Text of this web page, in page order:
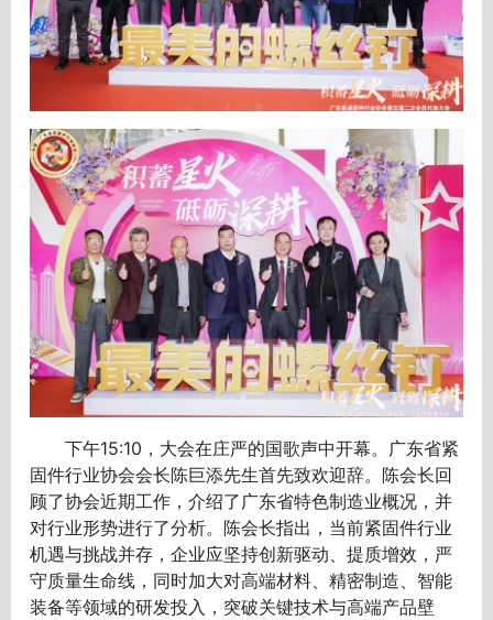
下午15:10，大会在庄严的国歌声中开幕。广东省紧
固件行业协会会长陈巨添先生首先致欢迎辞。陈会长回
顾了协会近期工作，介绍了广东省特色制造业概况，并
对行业形势进行了分析。陈会长指出，当前紧固件行业
机遇与挑战并存，企业应坚持创新驱动、提质增效，严
守质量生命线，同时加大对高端材料、精密制造、智能
装备等领域的研发投入，突破关键技术与高端产品壁